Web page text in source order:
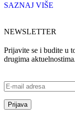
SAZNAJ VIŠE
NEWSLETTER
Prijavite se i budite u
drugima aktuelnostima.